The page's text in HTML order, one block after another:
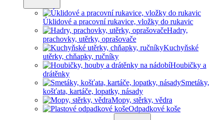
Úklidové a pracovní rukavice, vložky do rukavic
Hadry,
prachovky, utěrky, oprašovače
Kuchyňské
utěrky, chňapky, ručníky
Houbičky a
drátěnky
Smetáky,
košťata, kartáče, lopatky, násady
Mopy, stěrky, vědra
Odpadkové koše